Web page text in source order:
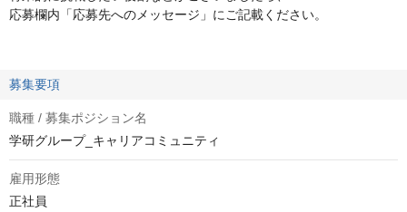
応募欄内「応募先へのメッセージ」にご記載ください。
募集要項
職種 / 募集ポジション名
学研グループ_キャリアコミュニティ
雇用形態
正社員